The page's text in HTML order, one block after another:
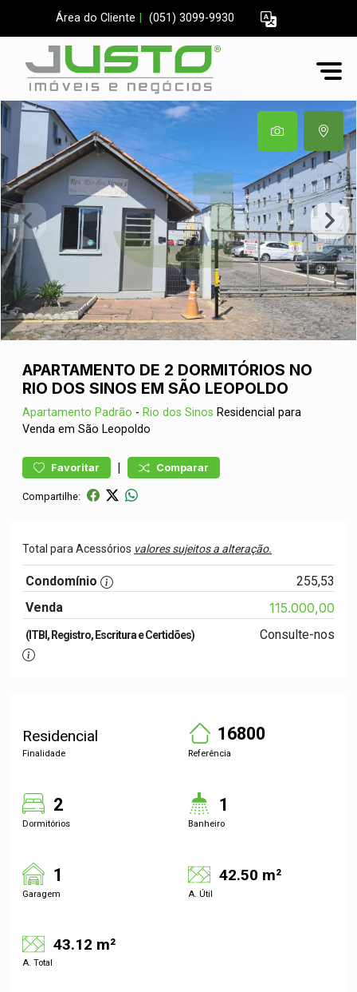
Área do Cliente (051) 3099-9930
APARTAMENTO DE 2 DORMITÓRIOS NO
RIO DOS SINOS EM SÃO LEOPOLDO
Apartamento Padrão - Rio dos Sinos Residencial para
Venda em São Leopoldo
Favoritar | Comparar
Compartilhe:
Total para Acessórios valores sujeitos a alteração.
Condomínio
255,53
Venda
115.000,00
(ITBI, Registro, Escritura e Certidões) Consulte-nos
Residencial
Finalidade
16800
Referência
2
Dormitórios
1
Banheiro
1
Garagem
42.50 m²
A. Útil
43.12 m²
A. Total